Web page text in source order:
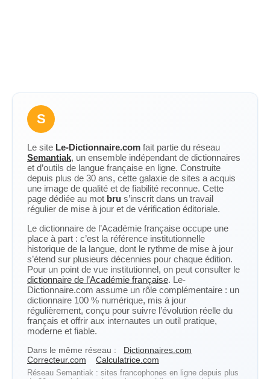
S
Le site Le-Dictionnaire.com fait partie du réseau
Semantiak, un ensemble indépendant de dictionnaires
et d’outils de langue française en ligne. Construite
depuis plus de 30 ans, cette galaxie de sites a acquis
une image de qualité et de fiabilité reconnue. Cette
page dédiée au mot bru s’inscrit dans un travail
régulier de mise à jour et de vérification éditoriale.
Le dictionnaire de l’Académie française occupe une
place à part : c’est la référence institutionnelle
historique de la langue, dont le rythme de mise à jour
s’étend sur plusieurs décennies pour chaque édition.
Pour un point de vue institutionnel, on peut consulter le
dictionnaire de l’Académie française. Le-
Dictionnaire.com assume un rôle complémentaire : un
dictionnaire 100 % numérique, mis à jour
régulièrement, conçu pour suivre l’évolution réelle du
français et offrir aux internautes un outil pratique,
moderne et fiable.
Dans le même réseau :
Dictionnaires.com
Correcteur.com
Calculatrice.com
Réseau Semantiak : sites francophones en ligne depuis plus